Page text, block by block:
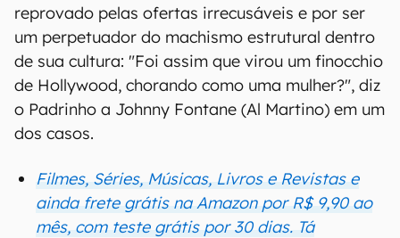
reprovado pelas ofertas irrecusáveis e por ser
um perpetuador do machismo estrutural dentro
de sua cultura: "Foi assim que virou um finocchio
de Hollywood, chorando como uma mulher?", diz
o Padrinho a Johnny Fontane (Al Martino) em um
dos casos.
Filmes, Séries, Músicas, Livros e Revistas e
ainda frete grátis na Amazon por R$ 9,90 ao
mês, com teste grátis por 30 dias. Tá